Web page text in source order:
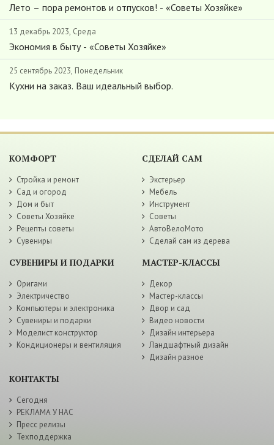
Лето – пора ремонтов и отпусков! - «Советы Хозяйке»
13 декабрь 2023, Среда
Экономия в быту - «Советы Хозяйке»
25 сентябрь 2023, Понедельник
Кухни на заказ. Ваш идеальный выбор.
КОМФОРТ
Стройка и ремонт
Сад и огород
Дом и быт
Советы Хозяйке
Рецепты советы
Сувениры
СДЕЛАЙ САМ
Экстерьер
Мебель
Инструмент
Советы
АвтоВелоМото
Сделай сам из дерева
СУВЕНИРЫ И ПОДАРКИ
Оригами
Электричество
Компьютеры и электроника
Сувениры и подарки
Моделист конструктор
Кондиционеры и вентиляция
МАСТЕР-КЛАССЫ
Декор
Мастер-классы
Двор и сад
Видео новости
Дизайн интерьера
Ландшафтный дизайн
Дизайн разное
КОНТАКТЫ
Сегодня
РЕКЛАМА У НАС
Пресс релизы
Техподдержка